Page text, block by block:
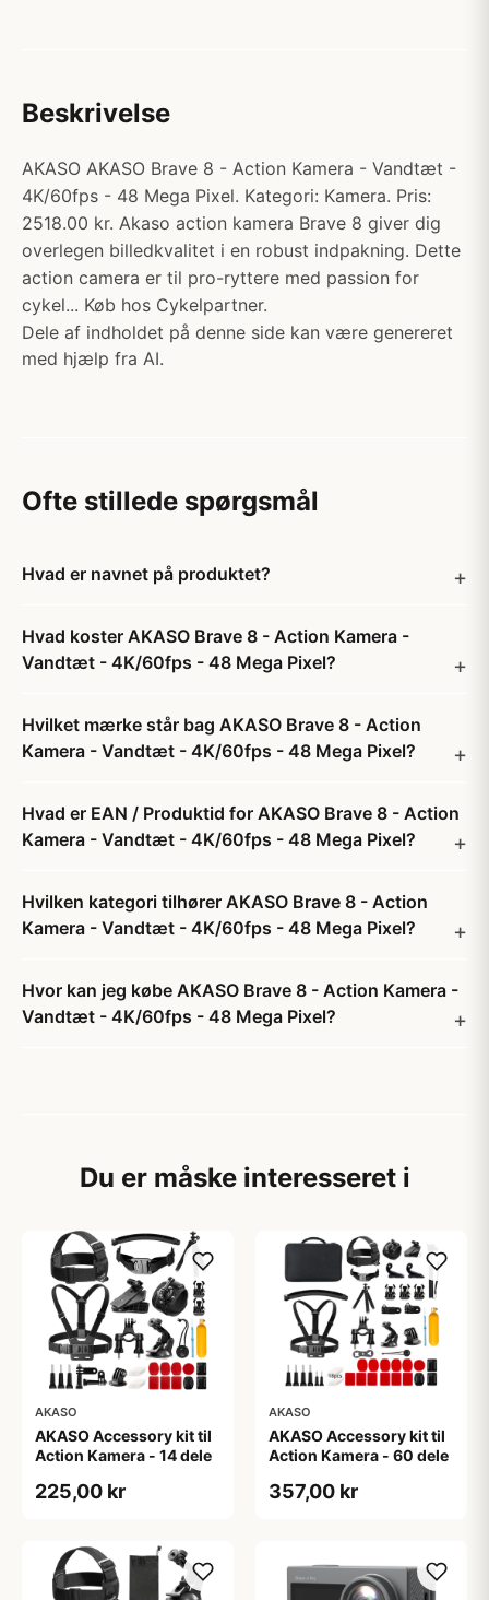
Beskrivelse
AKASO AKASO Brave 8 - Action Kamera - Vandtæt -
4K/60fps - 48 Mega Pixel. Kategori: Kamera. Pris:
2518.00 kr. Akaso action kamera Brave 8 giver dig
overlegen billedkvalitet i en robust indpakning. Dette
action camera er til pro-ryttere med passion for
cykel... Køb hos Cykelpartner.
Dele af indholdet på denne side kan være genereret
med hjælp fra AI.
Ofte stillede spørgsmål
Hvad er navnet på produktet?
Hvad koster AKASO Brave 8 - Action Kamera -
Vandtæt - 4K/60fps - 48 Mega Pixel?
Hvilket mærke står bag AKASO Brave 8 - Action
Kamera - Vandtæt - 4K/60fps - 48 Mega Pixel?
Hvad er EAN / Produktid for AKASO Brave 8 - Action
Kamera - Vandtæt - 4K/60fps - 48 Mega Pixel?
Hvilken kategori tilhører AKASO Brave 8 - Action
Kamera - Vandtæt - 4K/60fps - 48 Mega Pixel?
Hvor kan jeg købe AKASO Brave 8 - Action Kamera -
Vandtæt - 4K/60fps - 48 Mega Pixel?
Du er måske interesseret i
AKASO
AKASO Accessory kit til
Action Kamera - 14 dele
225,00 kr
AKASO
AKASO Accessory kit til
Action Kamera - 60 dele
357,00 kr